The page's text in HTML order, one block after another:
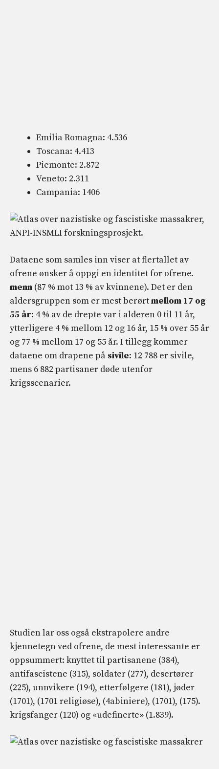
Emilia Romagna: 4.536
Toscana: 4.413
Piemonte: 2.872
Veneto: 2.311
Campania: 1406
Dataene som samles inn viser at flertallet av
ofrene ønsker å oppgi en identitet for ofrene.
menn (87 % mot 13 % av kvinnene). Det er den
aldersgruppen som er mest berørtmellom 17 og
55 år: 4 % av de drepte var i alderen 0 til 11 år,
ytterligere 4 % mellom 12 og 16 år, 15 % over 55 år
og 77 % mellom 17 og 55 år. I tillegg kommer
dataene om drapene på sivile: 12 788 er sivile,
mens 6 882 partisaner døde utenfor
krigsscenarier.
Studien lar oss også ekstrapolere andre
kjennetegn ved ofrene, de mest interessante er
oppsummert: knyttet til partisanene (384),
antifascistene (315), soldater (277), desertører
(225), unnvikere (194), etterfølgere (181), jøder
(1701), (1701 religiøse), (4abiniere), (1701), (175).
krigsfanger (120) og «udefinerte» (1.839).